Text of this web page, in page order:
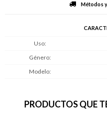
Métodos
Uso
Género
Modelo
PRODUCTOS QUE